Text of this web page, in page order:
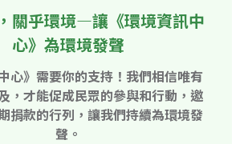
關乎環境—讓《環境資訊中
心》為環境發聲
心》需要你的支持！我們相信唯有
，才能促成民眾的參與和行動，邀
捐款的行列，讓我們持續為環境發
聲。